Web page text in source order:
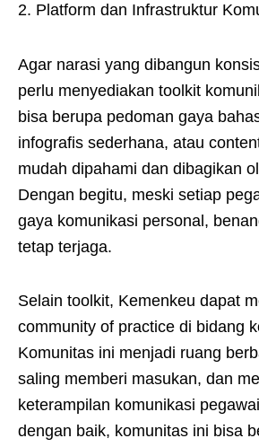
2. Platform dan Infrastruktur
Agar narasi yang dibangun
perlu menyediakan toolkit
bisa berupa pedoman gaya
infografis sederhana, atau
mudah dipahami dan dibagikan
Dengan begitu, meski setiap
gaya komunikasi personal,
tetap terjaga.
Selain toolkit, Kemenkeu dapat
community of practice di bidang
Komunitas ini menjadi ruang
saling memberi masukan, dan
keterampilan komunikasi
dengan baik, komunitas ini bisa